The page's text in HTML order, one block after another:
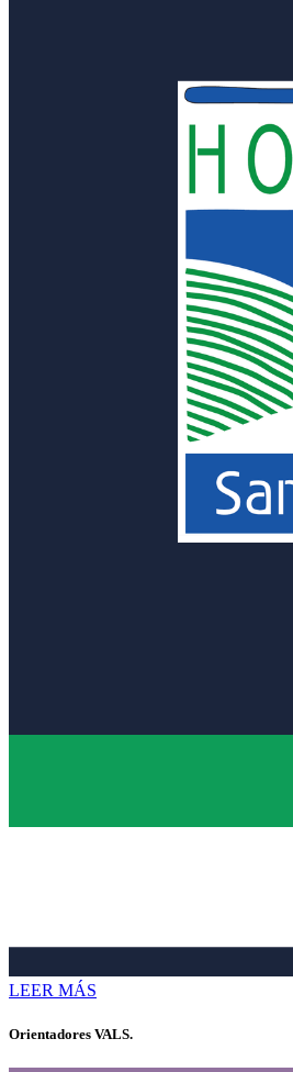
LEER MÁS
Orientadores VALS.